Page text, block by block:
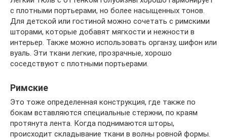
с плотными портьерами, но более насыщенных тонов.
Для детской или гостиной можно сочетать с римскими
шторами, которые добавят мягкости и нежности в
интерьер. Также можно использовать органзу, шифон или
вуаль. Эти ткани легкие, прозрачные, хорошо
соседствуют с плотными портьерами.
Римские
Это тоже определенная конструкция, где также по
бокам вставляются специальные стержни, по краям
протянута лента. Когда поднимаются шторы,
происходит складывание ткани в волны ровной формы.